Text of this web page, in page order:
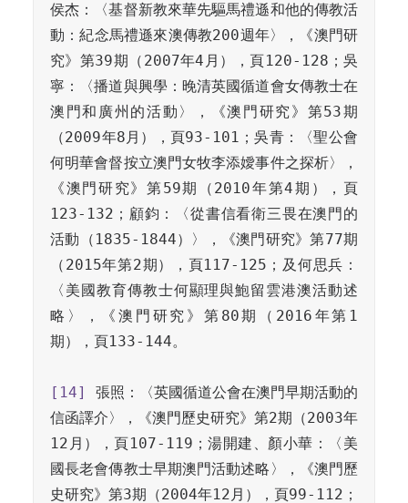
侯杰：〈基督新教來華先驅馬禮遜和他的傳教活
動：紀念馬禮遜來澳傳教200週年〉，《澳門研
究》第39期（2007年4月），頁120-128；吳
寧：〈播道與興學：晚清英國循道會女傳教士在
澳門和廣州的活動〉，《澳門研究》第53期
（2009年8月），頁93-101；吳青：〈聖公會
何明華會督按立澳門女牧李添嬡事件之探析〉，
《澳門研究》第59期（2010年第4期），頁
123-132；顧鈞：〈從書信看衛三畏在澳門的
活動（1835-1844）〉，《澳門研究》第77期
（2015年第2期），頁117-125；及何思兵：
〈美國教育傳教士何顯理與鮑留雲港澳活動述
略〉，《澳門研究》第80期（2016年第1
期），頁133-144。
[14]
張照：〈英國循道公會在澳門早期活動的
信函譯介〉，《澳門歷史研究》第2期（2003年
12月），頁107-119；湯開建、顏小華：〈美
國長老會傳教士早期澳門活動述略〉，《澳門歷
史研究》第3期（2004年12月），頁99-112；